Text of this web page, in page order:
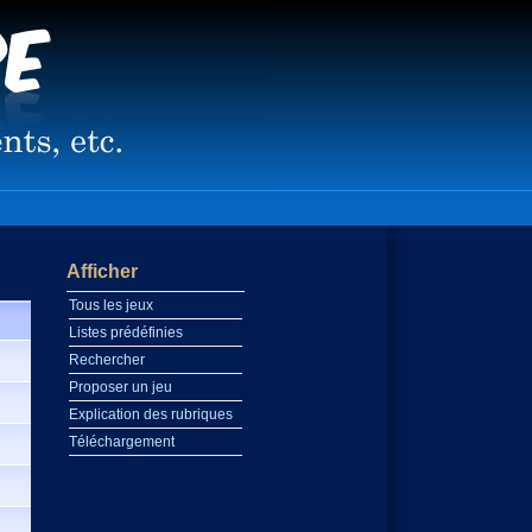
Afficher
Tous les jeux
Listes prédéfinies
Rechercher
Proposer un jeu
Explication des rubriques
Téléchargement